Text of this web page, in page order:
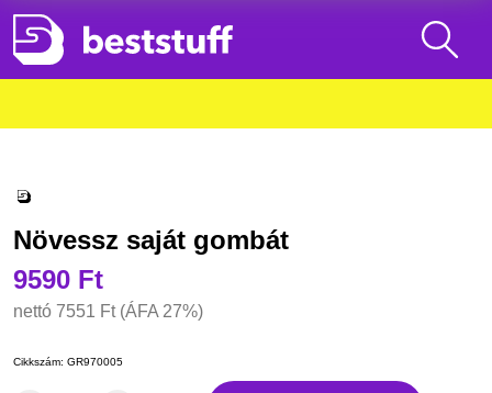
Növessz saját gombát
9590 Ft
nettó 7551 Ft (ÁFA 27%)
Cikkszám: GR970005